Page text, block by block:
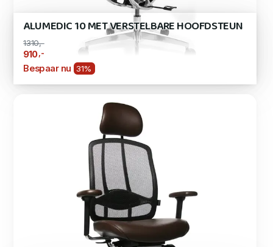
ALUMEDIC 10 MET VERSTELBARE HOOFDSTEUN
1310,-
910,-
Bespaar nu 31%